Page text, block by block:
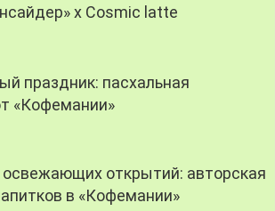
х Cosmic latte
праздник: пасхальная
«Кофемании»
освежающих открытий: авторская
в «Кофемании»